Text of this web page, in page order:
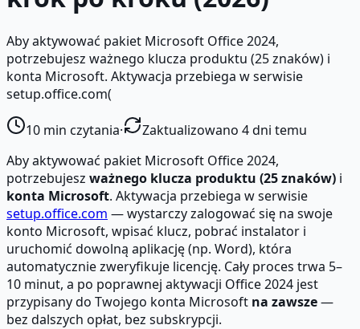
Aby aktywować pakiet Microsoft Office 2024,
potrzebujesz ważnego klucza produktu (25 znaków) i
konta Microsoft. Aktywacja przebiega w serwisie
setup.office.com(
10 min czytania·
Zaktualizowano 4 dni temu
Aby aktywować pakiet Microsoft Office 2024,
potrzebujesz ważnego klucza produktu (25 znaków) i
konta Microsoft. Aktywacja przebiega w serwisie
setup.office.com — wystarczy zalogować się na swoje
konto Microsoft, wpisać klucz, pobrać instalator i
uruchomić dowolną aplikację (np. Word), która
automatycznie zweryfikuje licencję. Cały proces trwa 5–
10 minut, a po poprawnej aktywacji Office 2024 jest
przypisany do Twojego konta Microsoft na zawsze—
bez dalszych opłat, bez subskrypcji.